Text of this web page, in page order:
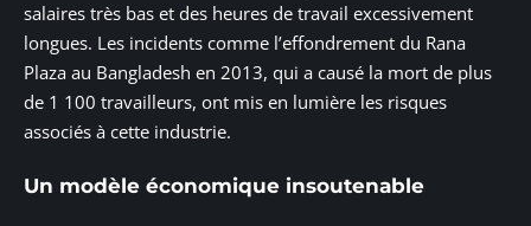
salaires très bas et des heures de travail excessivement
longues. Les incidents comme l’effondrement du Rana
Plaza au Bangladesh en 2013, qui a causé la mort de plus
de 1 100 travailleurs, ont mis en lumière les risques
associés à cette industrie.
Un modèle économique insoutenable